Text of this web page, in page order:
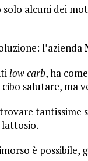
alcuni dei
l’azienda
low carb, ha
salutare, ma
tantissime
lattosio.
è possibile,